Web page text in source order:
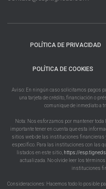
POLÍTICA DE PRIVACIDAD
POLÍTICA DE COOKIES
Aviso: En ningún caso solicitamos pagos
una tarjeta de crédito, financiación o
comunique de inmediato a
Nota: Nos esforzamos por mantener
importante tener en cuenta que esta
sitios web de las instituciones financieras
específico. Para las instituciones con las
listados en este sitio, https://
actualizada. No olvide leer los
instituciones
Consideraciones: Hacemos todo lo posible